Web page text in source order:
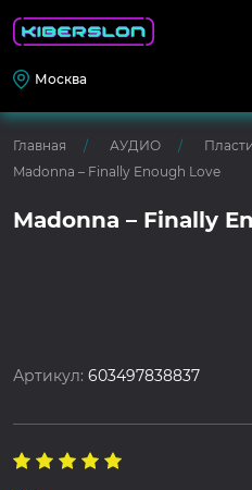
Москва
Главная АУДИО
Madonna – Finally Enough Love
Madonna – Finally
Артикул:603497838837